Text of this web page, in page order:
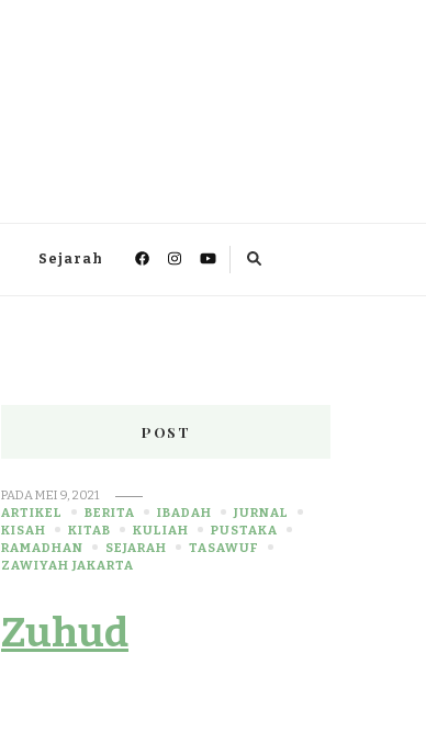
Sejarah
POST
PADAMEI 9, 2021
ARTIKEL
BERITA IBADAH
JURNAL
KISAH
KITAB KULIAH
PUSTAKA
RAMADHAN
SEJARAH
TASAWUF
ZAWIYAH JAKARTA
Zuhud